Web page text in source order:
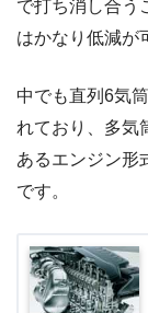
で打ち消し合う
はかなり低減が
中でも直列6気
れており、多気
あるエンジン形
です。